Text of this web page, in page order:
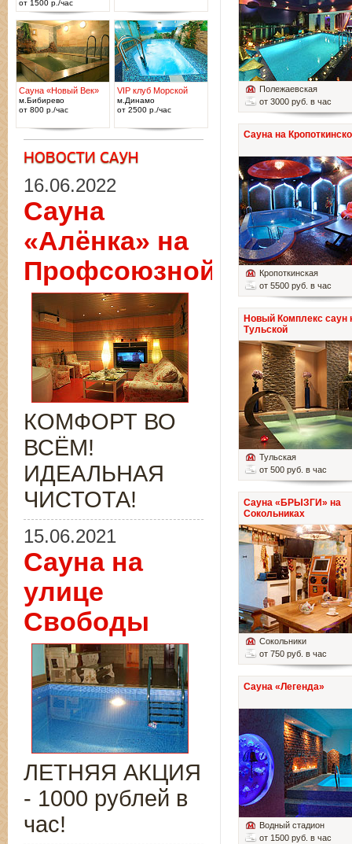
Полежаевская
от 3000 руб. в час
Сауна на
Кропоткинская
от 5500 руб. в час
Новый Комплекс саун
Тульской
Тульская
от 500 руб. в час
Сауна «БРЫЗГИ» на
Сокольниках
Сокольники
от 750 руб. в час
Сауна «Легенда»
Водный стадион
от 1500 руб. в час
от 1500 р./час
Сауна «Новый Век»
м.Бибирево
от 800 р./час
VIP клуб Морской
м.Динамо
от 2500 р./час
16.06.2022
Сауна
«Алёнка» на
Профсоюзной
КОМФОРТ ВО
ВСЁМ!
ИДЕАЛЬНАЯ
ЧИСТОТА!
15.06.2021
Сауна на
улице
Свободы
ЛЕТНЯЯ АКЦИЯ
- 1000 рублей в
час!